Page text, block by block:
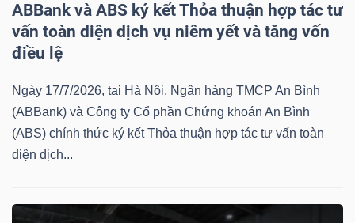
ABBank và ABS ký kết Thỏa thuận hợp tác tư
vấn toàn diện dịch vụ niêm yết và tăng vốn
điều lệ
Ngày 17/7/2026, tại Hà Nội, Ngân hàng TMCP An Bình
(ABBank) và Công ty Cổ phần Chứng khoán An Bình
(ABS) chính thức ký kết Thỏa thuận hợp tác tư vấn toàn
diện dịch...
tạo
Sách
tài
chính